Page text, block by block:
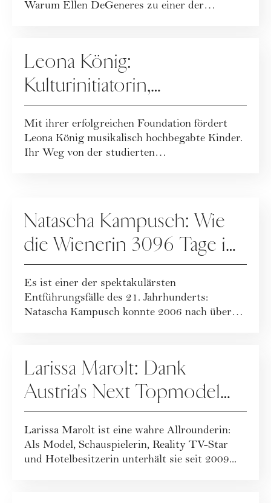
Warum Ellen DeGeneres zu einer der
Leona König:
Kulturinitiatorin,
Moderatorin &
Schauspielerin
Mit ihrer erfolgreichen Foundation fördert
Leona König musikalisch hochbegabte Kinder.
Ihr Weg von der studierten
Natascha Kampusch: Wie
die Wienerin 3096 Tage in
Gefangenschaft (über)lebte
Es ist einer der spektakulärsten
Entführungsfälle des 21. Jahrhunderts:
Natascha Kampusch konnte 2006 nach über
Larissa Marolt: Dank
Austria's Next Topmodel
bekannt, heute "SOKO"-
Schauspielerin
Larissa Marolt ist eine wahre Allrounderin:
Als Model, Schauspielerin, Reality TV-Star
und Hotelbesitzerin unterhält sie seit 2009...